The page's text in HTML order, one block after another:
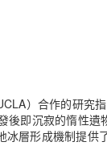
）合作的研究
後即沉寂的惰性遺
層形成機制提供